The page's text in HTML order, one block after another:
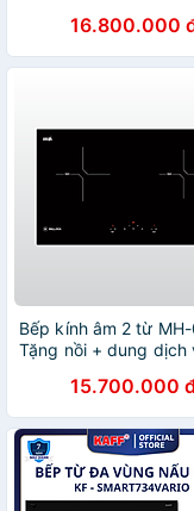
16.800.000
Bếp kính âm 2 từ
Tặng nồi + dung dịch
chính hãng15.700.000